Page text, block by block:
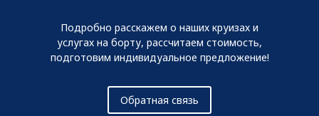
Подробно расскажем о наших круизах и
услугах на борту, рассчитаем стоимость,
подготовим индивидуальное предложение!
Обратная связь